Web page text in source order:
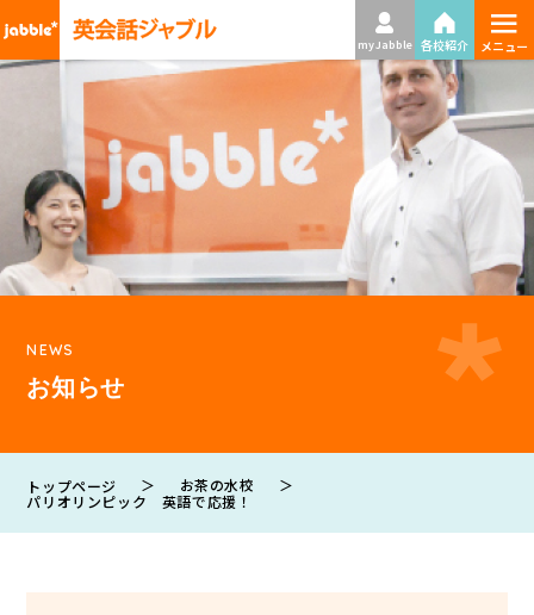
my Jabble 各校紹介 ≡
メニュー
NEWS
お知らせ
トップページ ＞ お茶の水校
＞
パリオリンピック 英語で応援！